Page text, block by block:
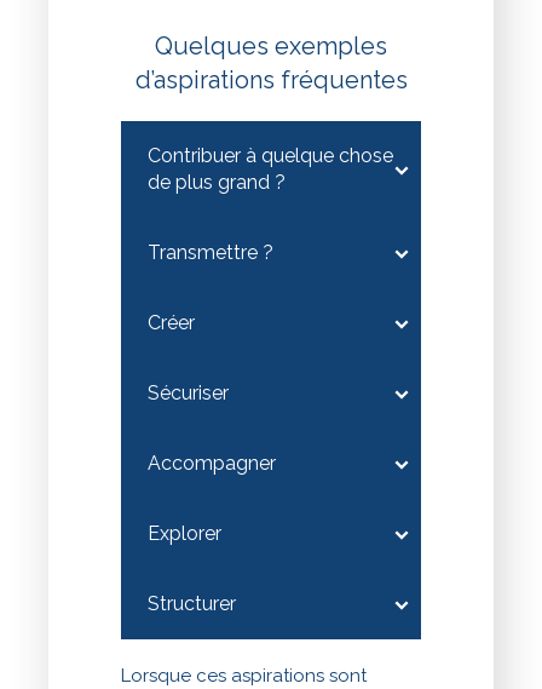
Quelques exemples
d’aspirations fréquentes
Contribuer à quelque chose
de plus grand ?
Transmettre ?
Créer
Sécuriser
Accompagner
Explorer
Structurer
Lorsque ces aspirations sont